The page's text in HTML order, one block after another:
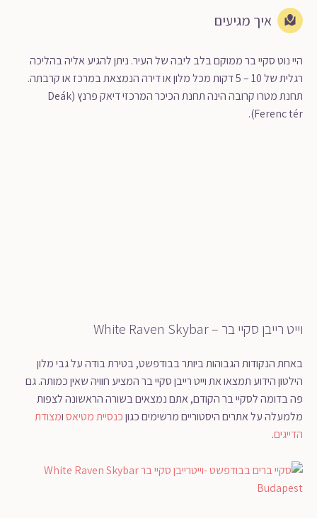
איך מגיעים
היי נוט סקיי בר ממוקם בלב ליבה של העיר. ניתן להגיע אליה בהליכה
רגלית של 10 – 5 דקות מכל מלון או דירה הנמצאת במרכז או קרבתה.
תחנת מטרו קרובה הינה תחנת הכיכר המרכזי דיאק פרנץ (Deák
Ferenc tér).
וייט רייבן סקיי בר – White Raven Skybar
באחת הנקודות הגבוהות ביותר בבודפשט, בטירת בודה על גבי מלון
הילטון הידוע תמצאו את וייט רייבן סקיי בר המציע חוויה שאין כמותה. גם
פה בדומה לסקיי בר הקודם, אתם נמצאים בשורה הראשונה לצפות
מלמעלה על אתרים היסטוריים מרשימים כגוןכנסיית מטיאסומצודת
הדייגים.